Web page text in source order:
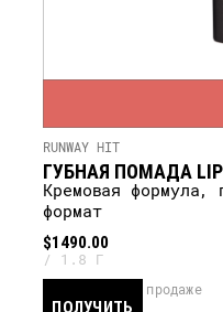
RUNWAY HIT
ГУБНАЯ ПОМАДА
кремовая формула, плотное покрытие, мини-
формат
$1490.00
1.8 Г
ПОЛУЧИТЬ
скоро в продаже